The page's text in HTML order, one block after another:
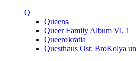
Q
Queens
Queer Family Album Vl. 1
Queerokratia
Questhaus Ost: BroKolya